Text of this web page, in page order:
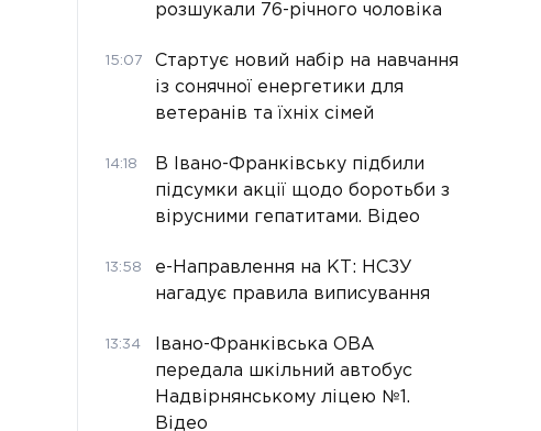
розшукали 76-річного чоловіка
15:07
Стартує новий набір на навчання
із сонячної енергетики для
ветеранів та їхніх сімей
14:18
В Івано-Франківську підбили
підсумки акції щодо боротьби з
вірусними гепатитами. Відео
13:58
е-Направлення на КТ: НСЗУ
нагадує правила виписування
13:34
Івано-Франківська ОВА
передала шкільний автобус
Надвірнянському ліцею №1.
Відео